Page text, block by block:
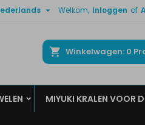
Welkom, Inloggen of

Winkelwagen 0
MIYUKI KRALEN VOOR